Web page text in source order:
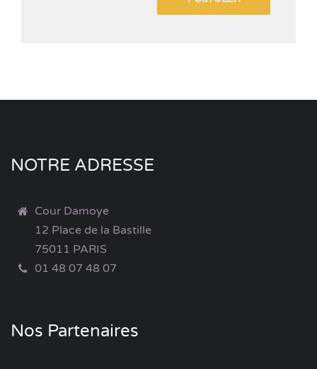
NOTRE ADRESSE
Cour Damoye
12 Place de la Bastille
75011 PARIS
01 48 07 48 07
Nos Partenaires